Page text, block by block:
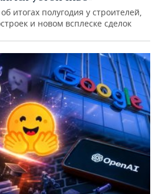
итогах полугодия у строителей,
и новом всплеске сделок